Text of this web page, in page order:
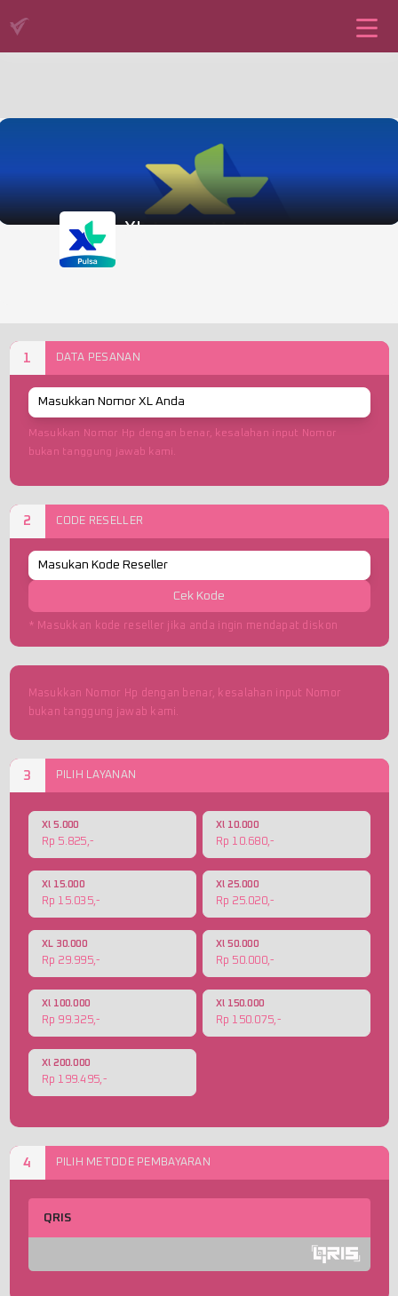
XL
1 DATA PESANAN
Masukkan Nomor Hp dengan benar, kesalahan input Nomor
bukan tanggung jawab kami.
2 CODE RESELLER
Cek Kode
* Masukkan kode reseller jika anda ingin mendapat diskon
Masukkan Nomor Hp dengan benar, kesalahan input Nomor
bukan tanggung jawab kami.
3 PILIH LAYANAN
Xl 5.000
Rp 5.825,-
Xl 10.000
Rp 10.680,-
Xl 15.000
Rp 15.035,-
Xl 25.000
Rp 25.020,-
XL 30.000
Rp 29.995,-
Xl 50.000
Rp 50.000,-
Xl 100.000
Rp 99.325,-
Xl 150.000
Rp 150.075,-
Xl 200.000
Rp 199.495,-
4 PILIH METODE PEMBAYARAN
QRIS